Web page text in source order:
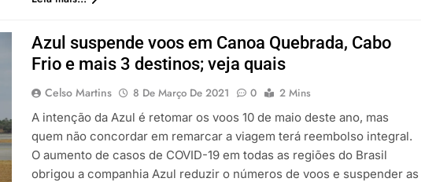
Azul suspende voos em Canoa Quebrada, Cabo
Frio e mais 3 destinos; veja quais
Celso Martins 8 De Março De 2021 0
2 Mins
A intenção da Azul é retomar os voos 10 de maio deste ano, mas
quem não concordar em remarcar a viagem terá reembolso integral.
O aumento de casos de COVID-19 em todas as regiões do Brasil
obrigou a companhia Azul reduzir o números de voos e suspender as